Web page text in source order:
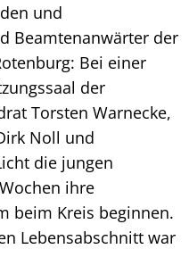
und
Beamtenanwärter der
Bei einer
der
Torsten Warnecke,
Noll und
die jungen
ihre
beim Kreis beginnen.
Lebensabschnitt war